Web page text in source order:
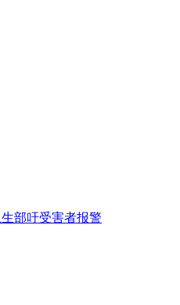
部吁受害者报警